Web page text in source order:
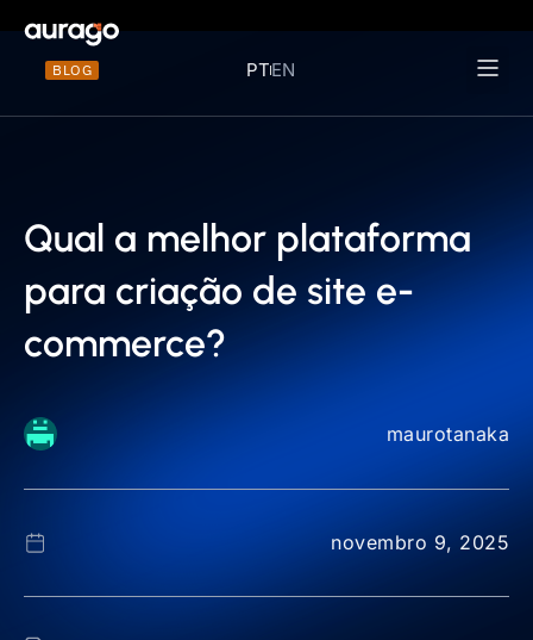
BLOG PTEN
Qual a melhor plataforma
para criação de site e-
commerce?
maurotanaka
novembro 9, 2025